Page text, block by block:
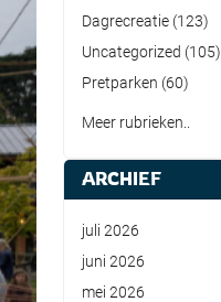
Dagrecreatie (123)
Uncategorized (105)
Pretparken (60)
Meer rubrieken..
ARCHIEF
juli 2026
juni 2026
mei 2026